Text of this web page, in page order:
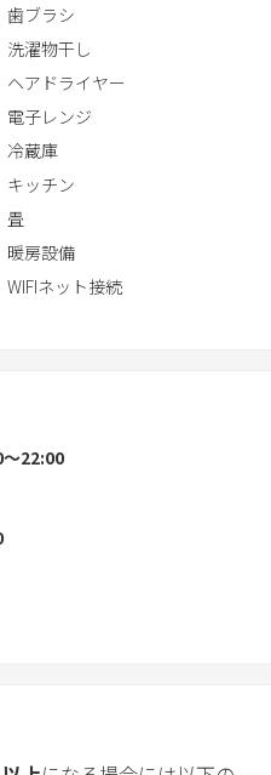
歯ブラシ
洗濯物干し
ヘアドライヤー
電子レンジ
冷蔵庫
キッチン
畳
暖房設備
WIFIネット接続
22:00